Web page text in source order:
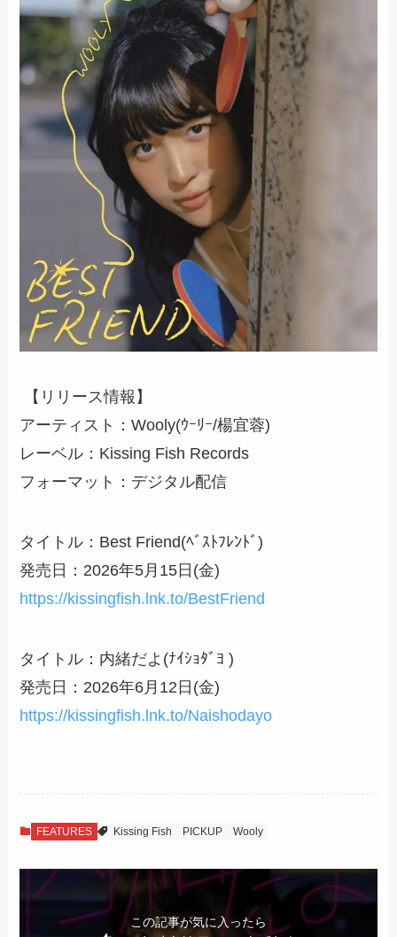
【リリース情報】
アーティスト：Wooly(ｳｰﾘｰ/楊宜蓉)
レーベル：Kissing Fish Records
フォーマット：デジタル配信
タイトル：Best Friend(ﾍﾞｽﾄﾌﾚﾝﾄﾞ)
発売日：2026年5月15日(金)
https://kissingfish.lnk.to/BestFriend
タイトル：内緒だよ(ﾅｲｼｮﾀﾞﾖ )
発売日：2026年6月12日(金)
https://kissingfish.lnk.to/Naishodayo
FEATURES Kissing Fish PICKUP Wooly
この記事が気に入ったら